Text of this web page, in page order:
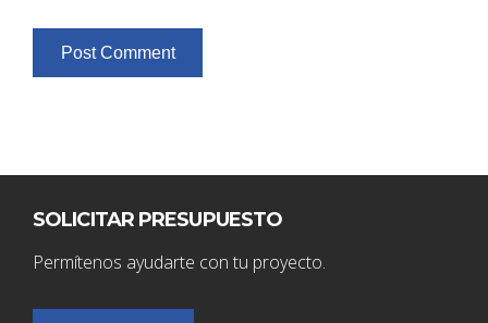
SOLICITAR PRESUPUESTO
Permítenos ayudarte con tu proyecto.